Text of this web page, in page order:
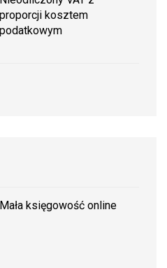
proporcji kosztem
podatkowym
Mała księgowość online